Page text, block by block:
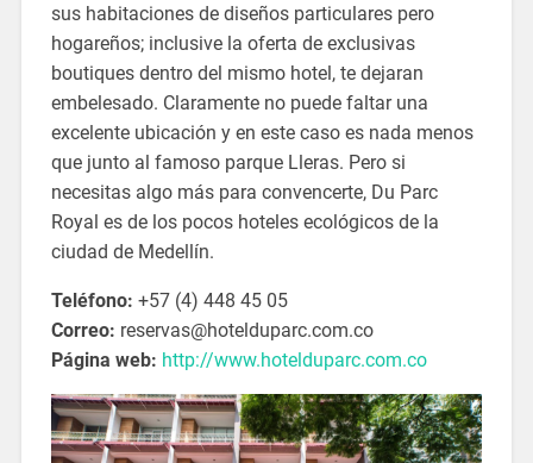
sus habitaciones de diseños particulares pero
hogareños; inclusive la oferta de exclusivas
boutiques dentro del mismo hotel, te dejaran
embelesado. Claramente no puede faltar una
excelente ubicación y en este caso es nada menos
que junto al famoso parque Lleras. Pero si
necesitas algo más para convencerte, Du Parc
Royal es de los pocos hoteles ecológicos de la
ciudad de Medellín.
Teléfono: +57 (4) 448 45 05
Correo: reservas@hotelduparc.com.co
Página web: http://www.hotelduparc.com.co